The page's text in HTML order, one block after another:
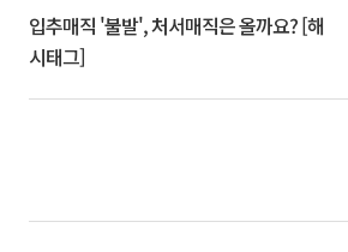
입추매직 '불발', 처서매직은 올까요? [해
시태그]